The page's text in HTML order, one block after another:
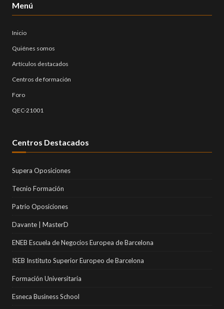
Menú
Inicio
Quiénes somos
Artículos destacados
Centros de formación
Foro
QEC-21001
Centros Destacados
Supera Oposiciones
Tecnio Formación
Patrio Oposiciones
Davante | MasterD
ENEB Escuela de Negocios Europea de Barcelona
ISEB Instituto Superior Europeo de Barcelona
Formación Universitaria
Esneca Business School